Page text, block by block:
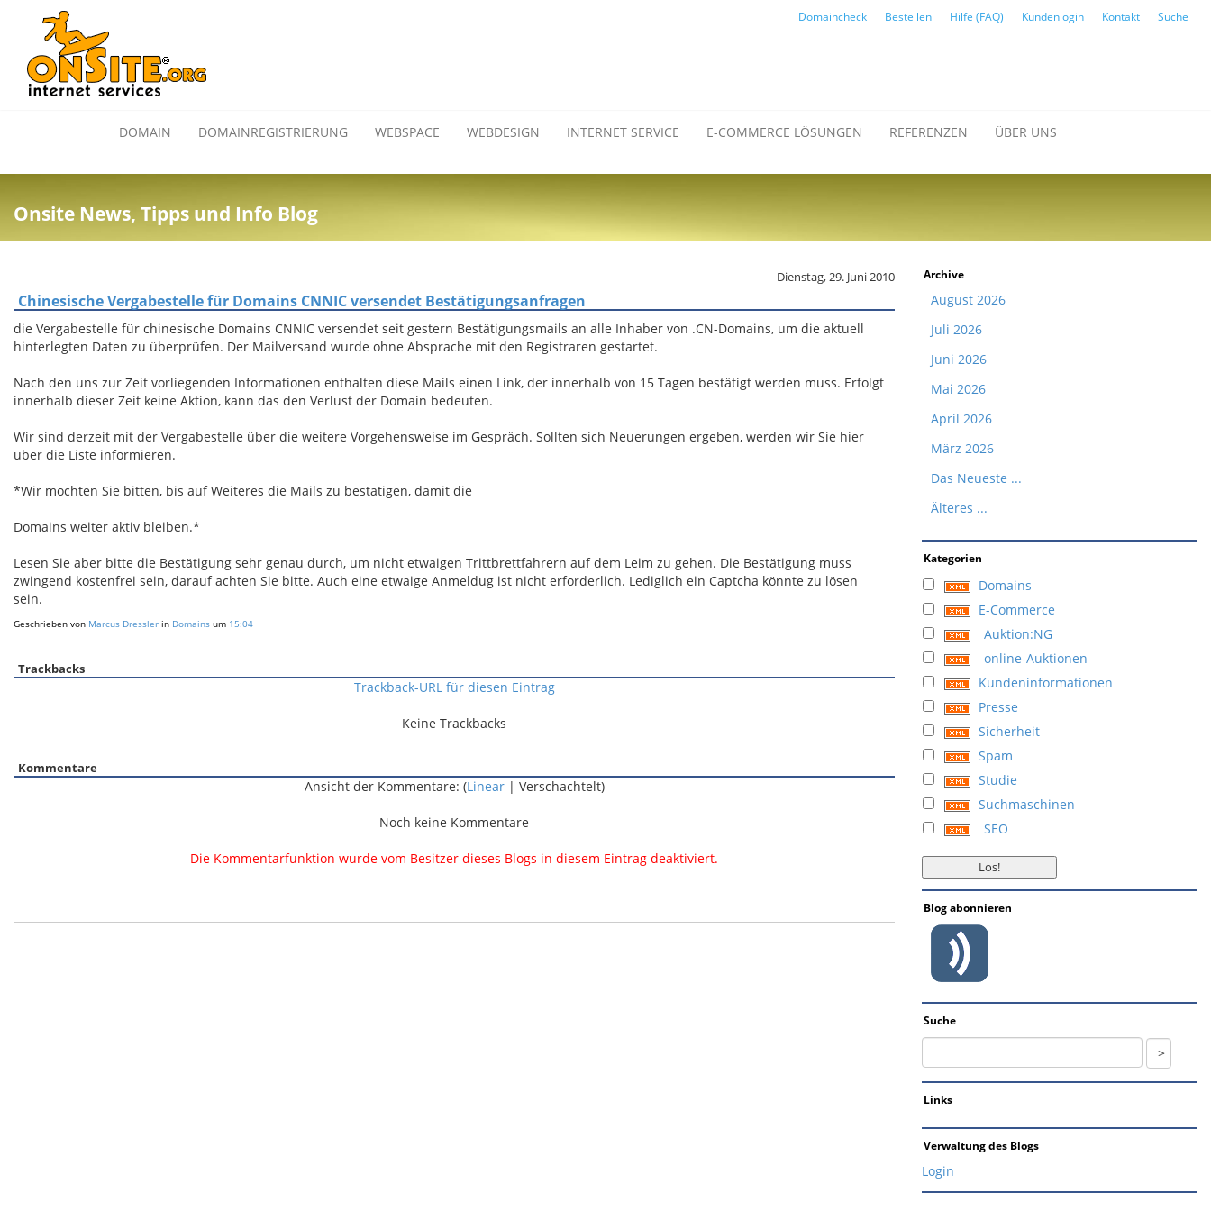
Domaincheck Bestellen Hilfe (FAQ) Kundenlogin Kontakt Suche
DOMAIN DOMAINREGISTRIERUNG WEBSPACE WEBDESIGN INTERNET SERVICE E-COMMERCE LÖSUNGEN REFERENZEN ÜBER UNS
Onsite News, Tipps und Info Blog
Dienstag, 29. Juni 2010
Chinesische Vergabestelle für Domains CNNIC versendet Bestätigungsanfragen
die Vergabestelle für chinesische Domains CNNIC versendet seit gestern Bestätigungsmails an alle Inhaber von .CN-Domains, um die aktuell
hinterlegten Daten zu überprüfen. Der Mailversand wurde ohne Absprache mit den Registraren gestartet.
Nach den uns zur Zeit vorliegenden Informationen enthalten diese Mails einen Link, der innerhalb von 15 Tagen bestätigt werden muss. Erfolgt
innerhalb dieser Zeit keine Aktion, kann das den Verlust der Domain bedeuten.
Wir sind derzeit mit der Vergabestelle über die weitere Vorgehensweise im Gespräch. Sollten sich Neuerungen ergeben, werden wir Sie hier
über die Liste informieren.
*Wir möchten Sie bitten, bis auf Weiteres die Mails zu bestätigen, damit die
Domains weiter aktiv bleiben.*
Lesen Sie aber bitte die Bestätigung sehr genau durch, um nicht etwaigen Trittbrettfahrern auf dem Leim zu gehen. Die Bestätigung muss
zwingend kostenfrei sein, darauf achten Sie bitte. Auch eine etwaige Anmeldug ist nicht erforderlich. Lediglich ein Captcha könnte zu lösen
sein.
Geschrieben von Marcus Dressler in Domains um 15:04
Trackbacks
Trackback-URL für diesen Eintrag
Keine Trackbacks
Kommentare
Ansicht der Kommentare: (Linear| Verschachtelt)
Noch keine Kommentare
Die Kommentarfunktion wurde vom Besitzer dieses Blogs in diesem Eintrag deaktiviert.
Archive
August 2026
Juli 2026
Juni 2026
Mai 2026
April 2026
März 2026
Das Neueste ...
Älteres ...
Kategorien
Domains
E-Commerce
Auktion:NG
online-Auktionen
Kundeninformationen
Presse
Sicherheit
Spam
Studie
Suchmaschinen
SEO
Blog abonnieren
Suche
Links
Verwaltung des Blogs
Login